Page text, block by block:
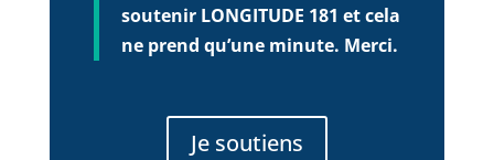
soutenir LONGITUDE 181 et cela
ne prend qu’une minute. Merci.
Je soutiens